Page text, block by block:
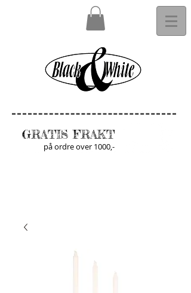
GRATIS FRAKT
på ordre over 1000,-